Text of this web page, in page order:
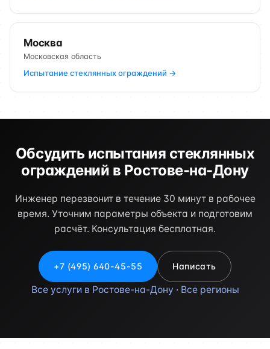
Москва
Московская область
Испытание стеклянных ограждений →
Обсудить испытания стеклянных
ограждений в Ростове-на-Дону
Инженер перезвонит в течение 30 минут в рабочее
время. Уточним параметры объекта и подготовим
расчёт. Консультация бесплатная.
+7 (495) 640-45-55 Написать
Все услуги в Ростове-на-Дону · Все регионы